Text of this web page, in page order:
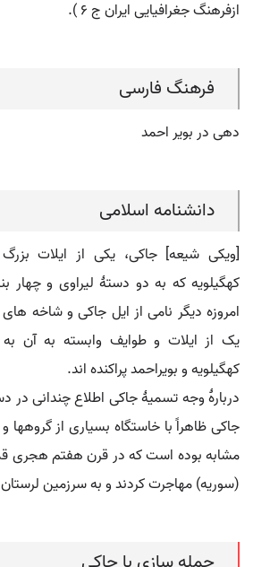
ازفرهنگ جغرافیایی ایران ج 6 ).
فرهنگ فارسی
دهی در بویر احمد
دانشنامه اسلامی
[ویکی شیعه] جاکی، یکی از ایلات
کهگیلویه که به دو دستۀ لیراوی و
امروزه دیگر نامی از ایل جاکی و شاخه
یک از ایلات و طوایف وابسته به آن
کهگیلویه و بویراحمد پراکنده اند.
دربارۀ وجه تسمیۀ جاکی اطلاع چندانی
جاکی ظاهراً با خاستگاه بسیاری از گروهها
مشابه بوده است که در قرن هفتم هجری
(سوریه) مهاجرت کردند و به سرزمین